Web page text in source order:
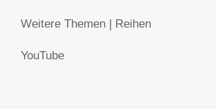
Weitere Themen | Reihen
YouTube